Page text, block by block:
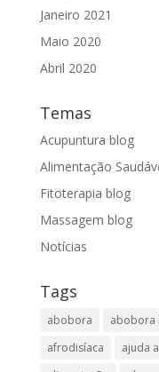
Janeiro 2021
Maio 2020
Abril 2020
Temas
Acupuntura blog
Alimentação
Fitoterapia blog
Massagem blog
Notícias
Tags
abobora abobora
afrodisíaca
ajuda